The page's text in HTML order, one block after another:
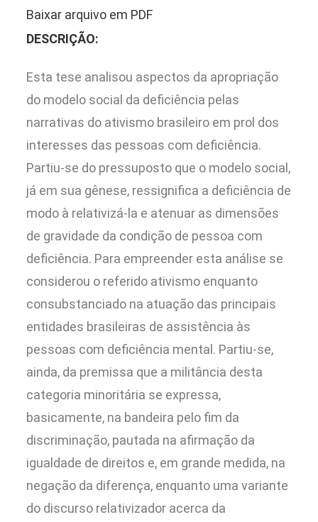
Baixar arquivo em PDF
DESCRIÇÃO:
Esta tese analisou aspectos da apropriação
do modelo social da deficiência pelas
narrativas do ativismo brasileiro em prol dos
interesses das pessoas com deficiência.
Partiu-se do pressuposto que o modelo social,
já em sua gênese, ressignifica a deficiência de
modo à relativizá-la e atenuar as dimensões
de gravidade da condição de pessoa com
deficiência. Para empreender esta análise se
considerou o referido ativismo enquanto
consubstanciado na atuação das principais
entidades brasileiras de assistência às
pessoas com deficiência mental. Partiu-se,
ainda, da premissa que a militância desta
categoria minoritária se expressa,
basicamente, na bandeira pelo fim da
discriminação, pautada na afirmação da
igualdade de direitos e, em grande medida, na
negação da diferença, enquanto uma variante
do discurso relativizador acerca da